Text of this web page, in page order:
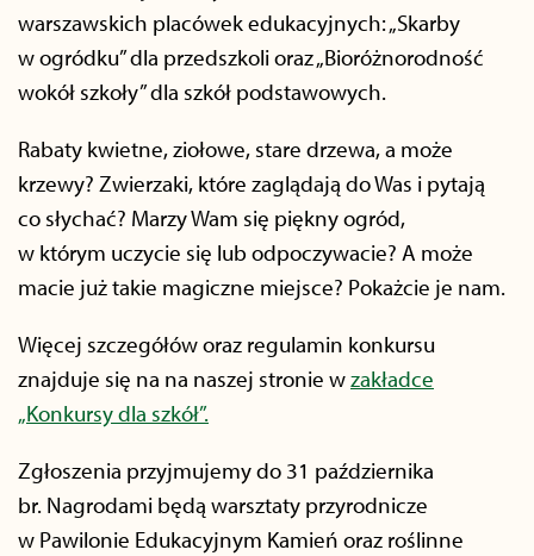
warszawskich placówek edukacyjnych: „Skarby
w ogródku” dla przedszkoli oraz „Bioróżnorodność
wokół szkoły” dla szkół podstawowych.
Rabaty kwietne, ziołowe, stare drzewa, a może
krzewy? Zwierzaki, które zaglądają do Was i pytają
co słychać? Marzy Wam się piękny ogród,
w którym uczycie się lub odpoczywacie? A może
macie już takie magiczne miejsce? Pokażcie je nam.
Więcej szczegółów oraz regulamin konkursu
znajduje się na na naszej stronie wzakładce
„Konkursy dla szkół”.
Zgłoszenia przyjmujemy do 31 października
br. Nagrodami będą warsztaty przyrodnicze
w Pawilonie Edukacyjnym Kamień oraz roślinne